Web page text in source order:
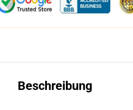
Beschreibung